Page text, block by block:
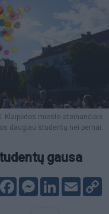
Klaipėdos mieste ateinančiais
daugiau studentų nei pernai.
gausa
FacebookMessenger
LinkedIn
Email